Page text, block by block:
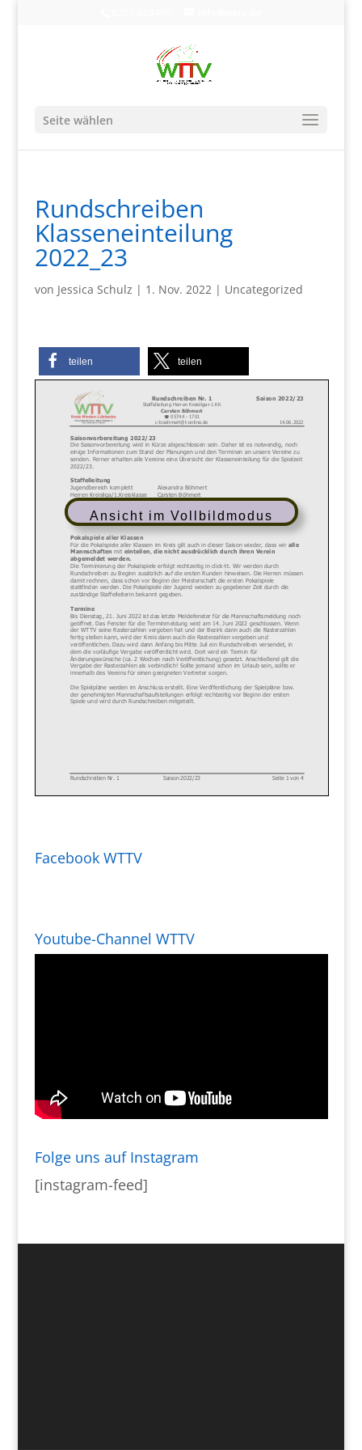
Seite wählen
Rundschreiben
Klasseneinteilung
2022_23
von Jessica Schulz | 1. Nov. 2022| Uncategorized
teilen teilen
Ansicht im Vollbildmodus
Facebook WTTV
Youtube-Channel WTTV
Folge uns auf Instagram
[instagram-feed]